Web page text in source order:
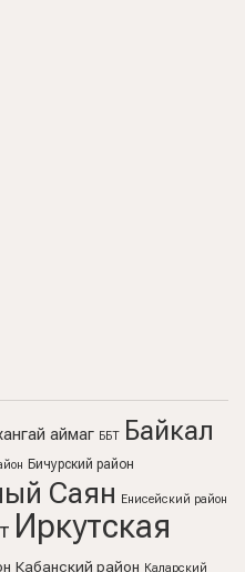
аймаг ББТ Байкал
Бичурский район
Саян Енисейский район
Иркутская
Кабанский район Каларский